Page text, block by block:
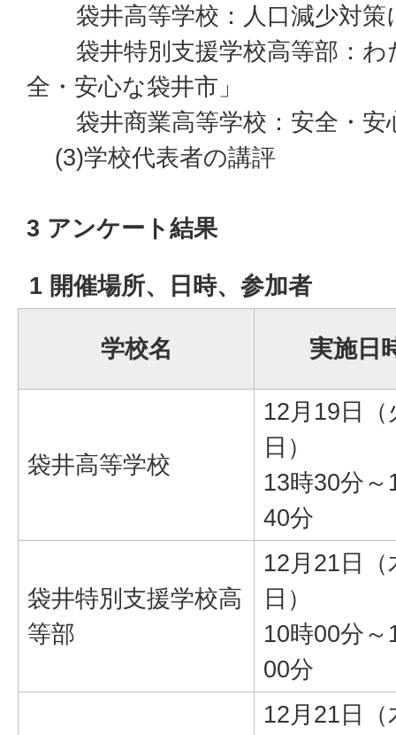
袋井高等学校：人口減少対策
袋井特別支援学校高等部：わ
全・安心な袋井市」
袋井商業高等学校：安全・安
(3)学校代表者の講評
3 アンケート結果
1 開催場所、日時、参加者
学校名 実施日
袋井高等学校
12月19日（
日）
13時30分～
40分
袋井特別支援学校高
等部
12月21日（
日）
10時00分～
00分
12月21日（